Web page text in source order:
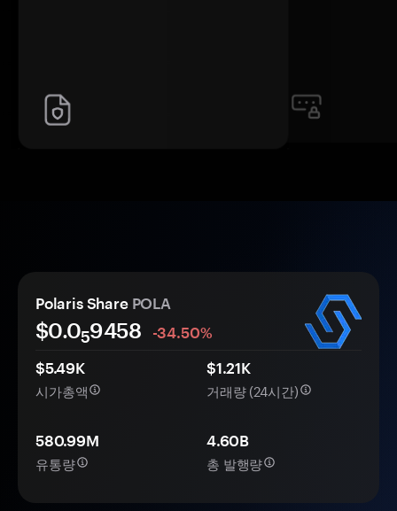
Polaris Share POLA
$0.059458
-34.50%
$5.49K
시가총액
$1.21K
거래량 (24시간)
580.99M
유통량
4.60B
총 발행량